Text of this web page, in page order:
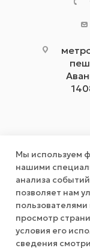
Мы используем
нашими
анализа
позволяет нам
просмотр
условия его
сведения